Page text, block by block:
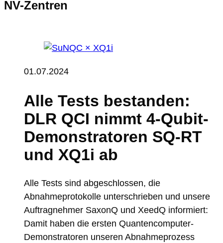
NV-Zentren
01.07.2024
Alle Tests bestanden:
DLR QCI nimmt 4-Qubit-
Demonstratoren SQ-RT
und XQ1i ab
Alle Tests sind abgeschlossen, die
Abnahmeprotokolle unterschrieben und unsere
Auftragnehmer SaxonQ und XeedQ informiert:
Damit haben die ersten Quantencomputer-
Demonstratoren unseren Abnahmeprozess